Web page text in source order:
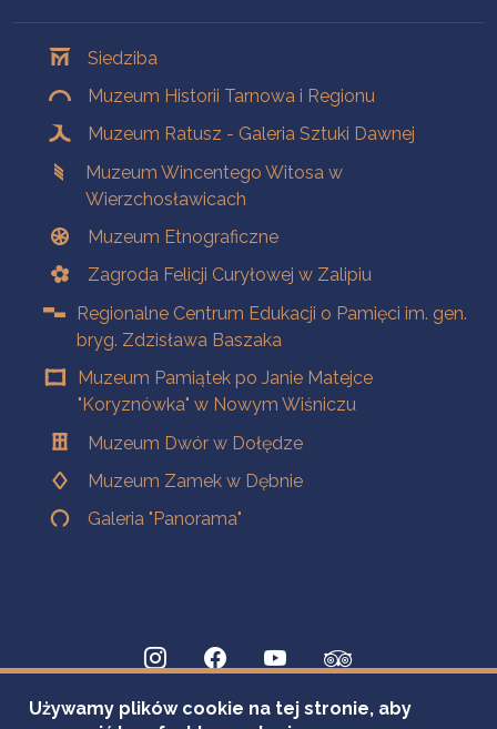
Siedziba
Muzeum Historii Tarnowa i Regionu
Muzeum Ratusz - Galeria Sztuki Dawnej
Muzeum Wincentego Witosa w
Wierzchosławicach
Muzeum Etnograficzne
Zagroda Felicji Curyłowej w Zalipiu
Regionalne Centrum Edukacji o Pamięci im. gen.
bryg. Zdzisława Baszaka
Muzeum Pamiątek po Janie Matejce
"Koryznówka" w Nowym Wiśniczu
Muzeum Dwór w Dołędze
Muzeum Zamek w Dębnie
Galeria "Panorama"
Używamy plików cookie na tej stronie, aby